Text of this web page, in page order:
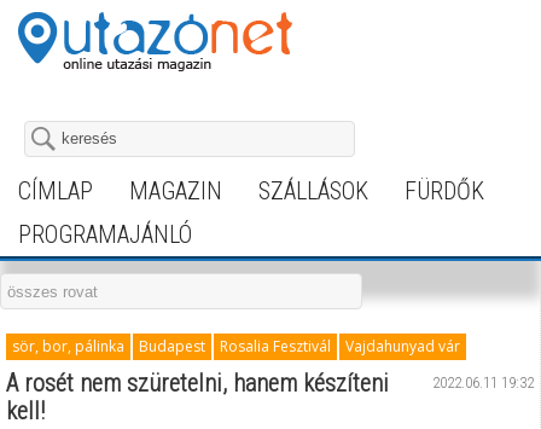
CÍMLAP MAGAZIN SZÁLLÁSOK
FÜRDŐK
PROGRAMAJÁNLÓ
sör, bor, pálinka Budapest Rosalia Fesztivál Vajdahunyad vár
2022.06.11 19:32
A rosét nem szüretelni, hanem készíteni
kell!